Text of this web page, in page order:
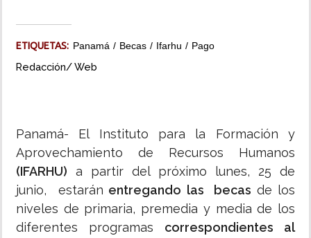
ETIQUETAS: Panamá Becas Ifarhu Pago
Redacción/ Web
Panamá- El Instituto para la Formación y
Aprovechamiento de Recursos Humanos
(IFARHU) a partir del próximo lunes, 25 de
junio, estarán entregando las becas de los
niveles de primaria, premedia y media de los
diferentes programas correspondientes al